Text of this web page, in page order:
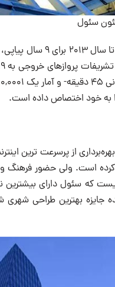
سئول
از بزرگ ترین و شلوغ ترین فرودگاه های
را به خود اختصاص داده است.
از پرسرعت ترین
کرده است. ولی حضور فرهنگ
که سئول دارای بیشترین
به نسبت مساحت خود در دنیاست و در سال ۲۰۱۰ برنده